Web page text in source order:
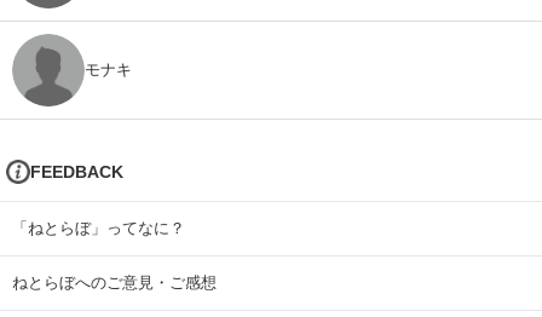
モナキ
FEEDBACK
「ねとらぼ」ってなに？
ねとらぼへのご意見・ご感想